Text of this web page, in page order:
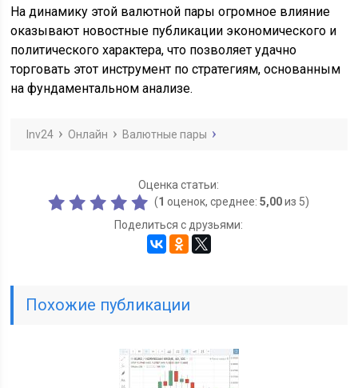
На динамику этой валютной пары огромное влияние
оказывают новостные публикации экономического и
политического характера, что позволяет удачно
торговать этот инструмент по стратегиям, основанным
на фундаментальном анализе.
Inv24 Онлайн Валютные пары
Оценка статьи:
(1 оценок, среднее:5,00из 5)
Поделиться с друзьями:
Похожие публикации